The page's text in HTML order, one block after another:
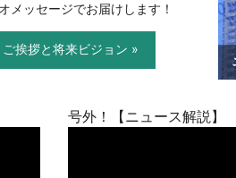
メッセージでお届けします！
ご挨拶と将来ビジョン »
号外！【ニュース解説】